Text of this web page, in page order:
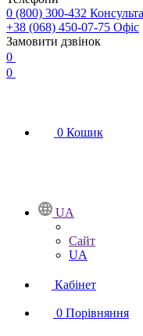
0 (800) 300-432
+38 (068) 450-07-75 Офіс
Замовити дзвінок
0
0
0 Кошик
UA
Сайт
UA
Кабінет
0 Порівняння